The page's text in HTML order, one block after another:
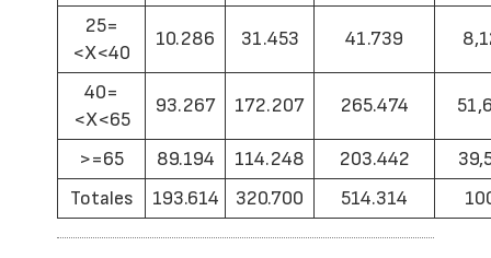
25=
<X<40
10.286 31.453 41.739
40=
<X<65
93.267 172.207 265.474
>=65 89.194 114.248 203.442
Totales
193.614 320.700 514.314